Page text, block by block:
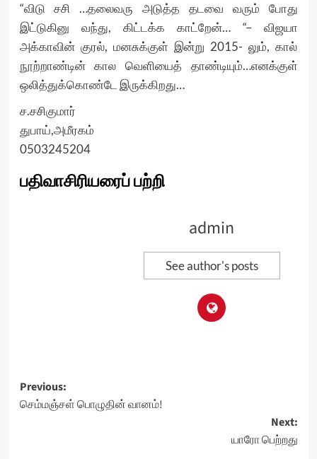
“விடு சசி …தலைவரு அடுத்த தடவை வரும் போது
இட்டுகினு வந்து, கிட்டக்க காட்றேன்… “– விஜயா
அக்காவின் குரல், மனசுக்குள் இன்று 2015- லும், கால்
நூற்றாண்டின் கால வெளியைத் தாண்டியும்…எனக்குள்
ஒலித்துக்கொண்டே இருக்கிறது…
ச.சசிகுமார்
துபாய்,அமீரகம்
0503245204
பதிவாசிரியரைப் பற்றி
admin
See author's posts
Post
navigation
Previous:
செம்மஞ்சள் பொழுதின் வானம்!
Next:
யாரோ பெற்றது